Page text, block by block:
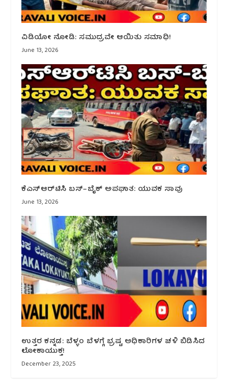
ವಿಡಿಯೋ ನೋಡಿ: ಸಮುದ್ರವೇ ಆಯಿತು ಸಮಾಧಿ!
June 13, 2026
ಕೆಎಸ್‌ಆರ್‌ಟಿಸಿ ಬಸ್–ಬೈಕ್ ಅಪಘಾತ: ಯುವಕ ಸಾವು
June 13, 2026
ಉತ್ತರ ಕನ್ನಡ: ಬೆಳ್ಳಂ ಬೆಳಗ್ಗೆ ಭ್ರಷ್ಟ ಅಧಿಕಾರಿಗಳ ಚಳಿ ಬಿಡಿಸಿದ
ಲೋಕಾಯುಕ್ತ!
December 23, 2025